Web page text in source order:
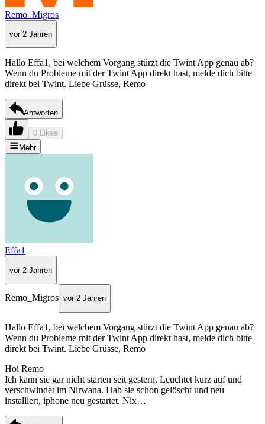
Remo_Migros
vor 2 Jahren
Hallo Effa1, bei welchem Vorgang stürzt die Twint App genau ab?
Wenn du Probleme mit der Twint App direkt hast, melde dich bitte
direkt bei Twint. Liebe Grüsse, Remo
Antworten
0 Likes
Mehr
Effa1
vor 2 Jahren
Remo_Migros vor 2 Jahren
Hallo Effa1, bei welchem Vorgang stürzt die Twint App genau ab?
Wenn du Probleme mit der Twint App direkt hast, melde dich bitte
direkt bei Twint. Liebe Grüsse, Remo
Hoi Remo
Ich kann sie gar nicht starten seit gestern. Leuchtet kurz auf und
verschwindet im Nirwana. Hab sie schon gelöscht und neu
installiert, iphone neu gestartet. Nix…